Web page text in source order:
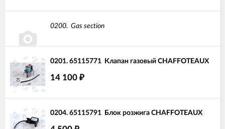
0200. Gas section
0201. 65115771 Клапан газовый CHAFFOTEAUX
14 100 ₽
0204. 65115791 Блок розжига CHAFFOTEAUX